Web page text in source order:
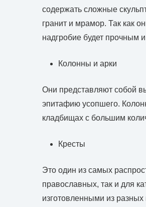
содержать сложные
гранит и мрамор. Так как
надгробие будет прочным
Колонны и арки
Они представляют собой
эпитафию усопшего.
кладбищах с большим
Кресты
Это один из самых
православных, так и для
изготовленными из